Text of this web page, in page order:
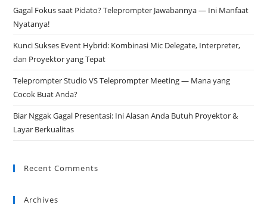
Gagal Fokus saat Pidato? Teleprompter Jawabannya — Ini Manfaat
Nyatanya!
Kunci Sukses Event Hybrid: Kombinasi Mic Delegate, Interpreter,
dan Proyektor yang Tepat
Teleprompter Studio VS Teleprompter Meeting — Mana yang
Cocok Buat Anda?
Biar Nggak Gagal Presentasi: Ini Alasan Anda Butuh Proyektor &
Layar Berkualitas
Recent Comments
Archives